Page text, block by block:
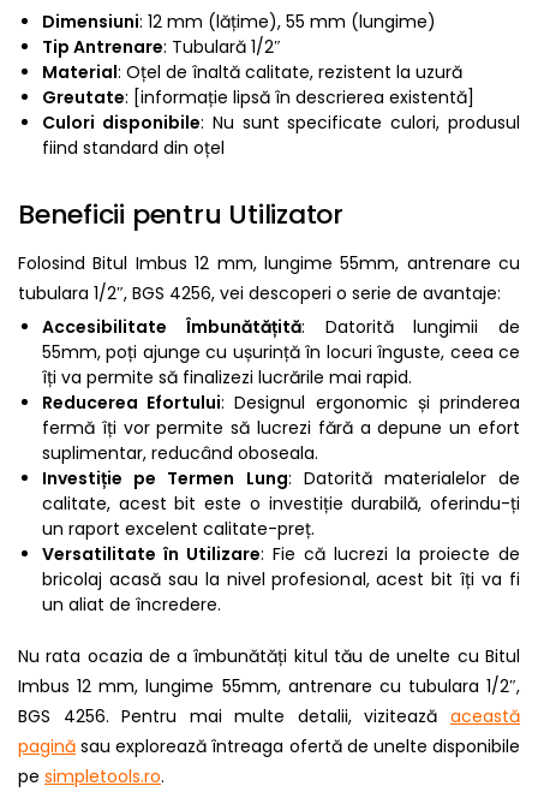
Dimensiuni: 12 mm (lățime), 55 mm (lungime)
Tip Antrenare: Tubulară 1/2″
Material: Oțel de înaltă calitate, rezistent la uzură
Greutate: [informație lipsă în descrierea existentă]
Culori disponibile: Nu sunt specificate culori, produsul
fiind standard din oțel
Beneficii pentru Utilizator
Folosind Bitul Imbus 12 mm, lungime 55mm, antrenare cu
tubulara 1/2″, BGS 4256, vei descoperi o serie de avantaje:
Accesibilitate Îmbunătățită: Datorită lungimii de
55mm, poți ajunge cu ușurință în locuri înguste, ceea ce
îți va permite să finalizezi lucrările mai rapid.
Reducerea Efortului: Designul ergonomic și prinderea
fermă îți vor permite să lucrezi fără a depune un efort
suplimentar, reducând oboseala.
Investiție pe Termen Lung: Datorită materialelor de
calitate, acest bit este o investiție durabilă, oferindu-ți
un raport excelent calitate-preț.
Versatilitate în Utilizare: Fie că lucrezi la proiecte de
bricolaj acasă sau la nivel profesional, acest bit îți va fi
un aliat de încredere.
Nu rata ocazia de a îmbunătăți kitul tău de unelte cu Bitul
Imbus 12 mm, lungime 55mm, antrenare cu tubulara 1/2″,
BGS 4256. Pentru mai multe detalii, vizitează această
pagină sau explorează întreaga ofertă de unelte disponibile
pe simpletools.ro.